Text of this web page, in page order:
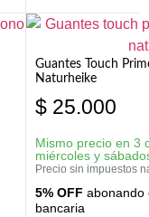
Guantes Touch
Naturheike
$ 25.000
Mismo precio en 3
miércoles y
Precio sin impuestos
5% OFF abonando
bancaria